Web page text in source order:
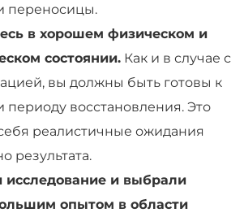
переносицы.
в хорошем физическом и
состоянии. Как и в случае с
вы должны быть готовы к
периоду восстановления. Это
реалистичные ожидания
результата.
исследование и выбрали
опытом в области